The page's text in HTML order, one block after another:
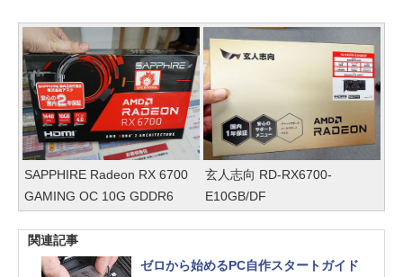
SAPPHIRE Radeon RX 6700
GAMING OC 10G GDDR6
玄人志向 RD-RX6700-
E10GB/DF
関連記事
ゼロから始めるPC自作スタートガイド